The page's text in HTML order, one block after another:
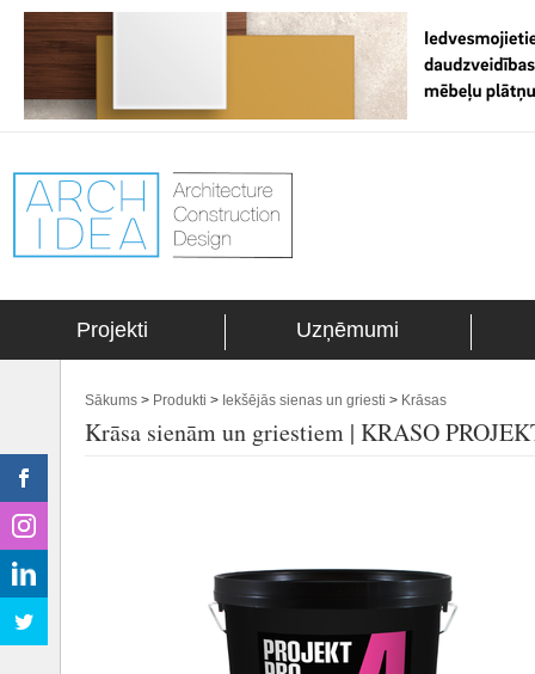
Projekti Uzņēmumi
Sākums > Produkti > Iekšējās sienas un griesti > Krāsas
Krāsa sienām un griestiem | KRASO